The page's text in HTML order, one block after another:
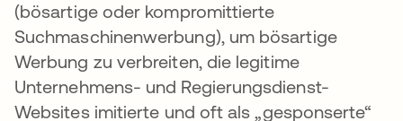
(bösartige oder kompromittierte
Suchmaschinenwerbung), um bösartige
Werbung zu verbreiten, die legitime
Unternehmens- und Regierungsdienst-
Websites imitierte und oft als „gesponserte“